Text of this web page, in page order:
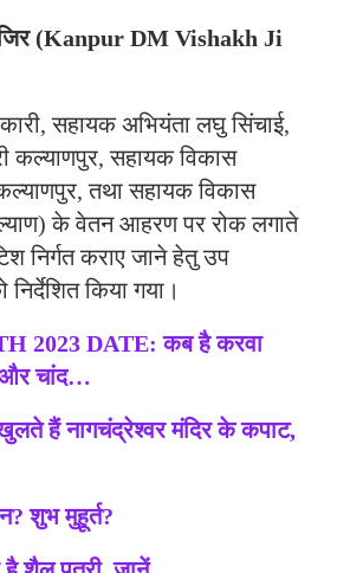
(Kanpur DM Vishakh Ji
सहायक अभियंता लघु सिंचाई,
कल्याणपुर, सहायक विकास
तथा सहायक विकास
के वेतन आहरण पर रोक लगाते
निर्गत कराए जाने हेतु उप
किया गया।
2023 DATE: कब है करवा
और चांद…
हैं नागचंद्रेश्वर मंदिर के कपाट,
शुभ मुहूर्त?